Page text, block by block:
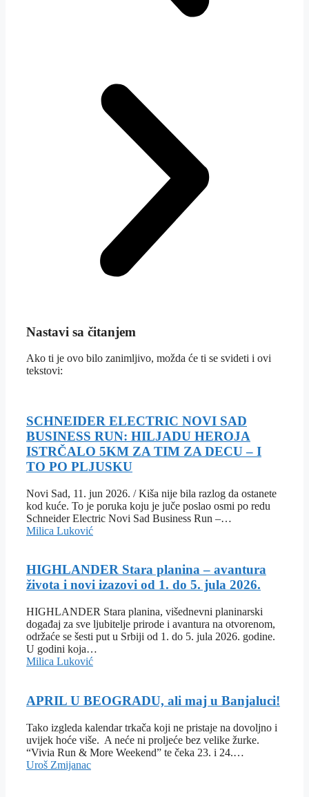
Nastavi sa čitanjem
Ako ti je ovo bilo zanimljivo, možda će ti se svideti i ovi
tekstovi:
SCHNEIDER ELECTRIC NOVI SAD
BUSINESS RUN: HILJADU HEROJA
ISTRČALO 5KM ZA TIM ZA DECU – I
TO PO PLJUSKU
Novi Sad, 11. jun 2026. / Kiša nije bila razlog da ostanete
kod kuće. To je poruka koju je juče poslao osmi po redu
Schneider Electric Novi Sad Business Run –…
Milica Luković
HIGHLANDER Stara planina – avantura
života i novi izazovi od 1. do 5. jula 2026.
HIGHLANDER Stara planina, višednevni planinarski
događaj za sve ljubitelje prirode i avantura na otvorenom,
održaće se šesti put u Srbiji od 1. do 5. jula 2026. godine.
U godini koja…
Milica Luković
APRIL U BEOGRADU, ali maj u Banjaluci!
Tako izgleda kalendar trkača koji ne pristaje na dovoljno i
uvijek hoće više. A neće ni proljeće bez velike žurke.
“Vivia Run & More Weekend” te čeka 23. i 24.…
Uroš Zmijanac